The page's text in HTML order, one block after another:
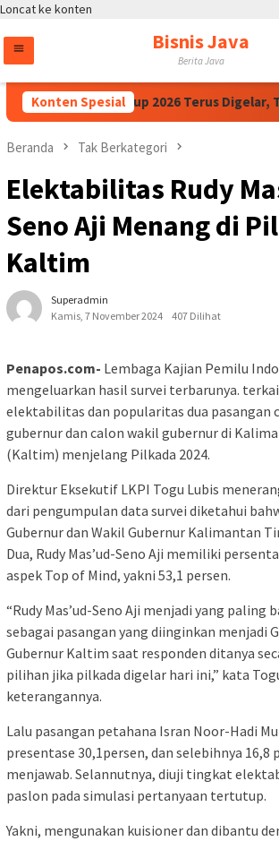
Loncat ke konten
Bisnis Java
Berita Java
Konten Spesial
Kapolri Cup 2026 Terus Digelar,
Beranda Tak Berkategori
Elektabilitas Rudy
Seno Aji Menang di
Kaltim
Superadmin
Kamis, 7 November 2024
407 Dilihat
Penapos.com- Lembaga Kajian Pemilu
mengeluarkan hasil survei terbarunya.
elektabilitas dan popularitas dua pasangan
gubernur dan calon wakil gubernur di
(Kaltim) menjelang Pilkada 2024.
Direktur Eksekutif LKPI Togu Lubis
dari pengumpulan data survei diketahui
Gubernur dan Wakil Gubernur Kalimantan
Dua, Rudy Mas’ud-Seno Aji memiliki
aspek Top of Mind, yakni 53,1 persen.
“Rudy Mas’ud-Seno Aji menjadi yang paling
sebagai pasangan yang diinginkan menjadi
Gubernur Kaltim saat responden ditanya
pilihan jika pilkada digelar hari ini,” kata
keterangannya.
Lalu pasangan petahana Isran Noor-Hadi
presentase 30,1persen, dan selebihnya 16,8
menjawab. Selannutnya, diuji tingkat
paslon pada simulasi pertanyaan tertutup.
Yakni, mengunakan kuisioner dan dibantu